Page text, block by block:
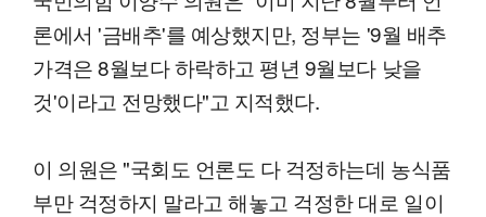
론에서 '금배추'를 예상했지만, 정부는 '9월 배추
가격은 8월보다 하락하고 평년 9월보다 낮을
것'이라고 전망했다"고 지적했다.
이 의원은 "국회도 언론도 다 걱정하는데 농식품
부만 걱정하지 말라고 해놓고 걱정한 대로 일이